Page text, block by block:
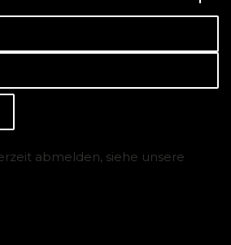
abmelden, siehe unsere